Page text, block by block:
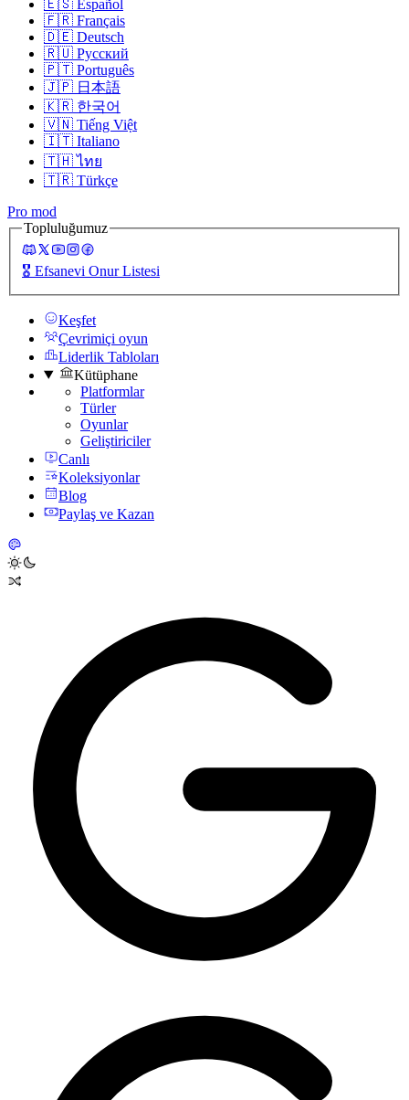
🇪🇸 Español
🇫🇷 Français
🇩🇪 Deutsch
🇷🇺 Русский
🇵🇹 Português
🇯🇵 日本語
🇰🇷 한국어
🇻🇳 Tiếng Việt
🇮🇹 Italiano
🇹🇭 ไทย
🇹🇷 Türkçe
Pro mod
Topluluğumuz
🎖️ Efsanevi Onur Listesi
Keşfet
Çevrimiçi oyun
Liderlik Tabloları
Kütüphane
Platformlar
Türler
Oyunlar
Geliştiriciler
Canlı
Koleksiyonlar
Blog
Paylaş ve Kazan